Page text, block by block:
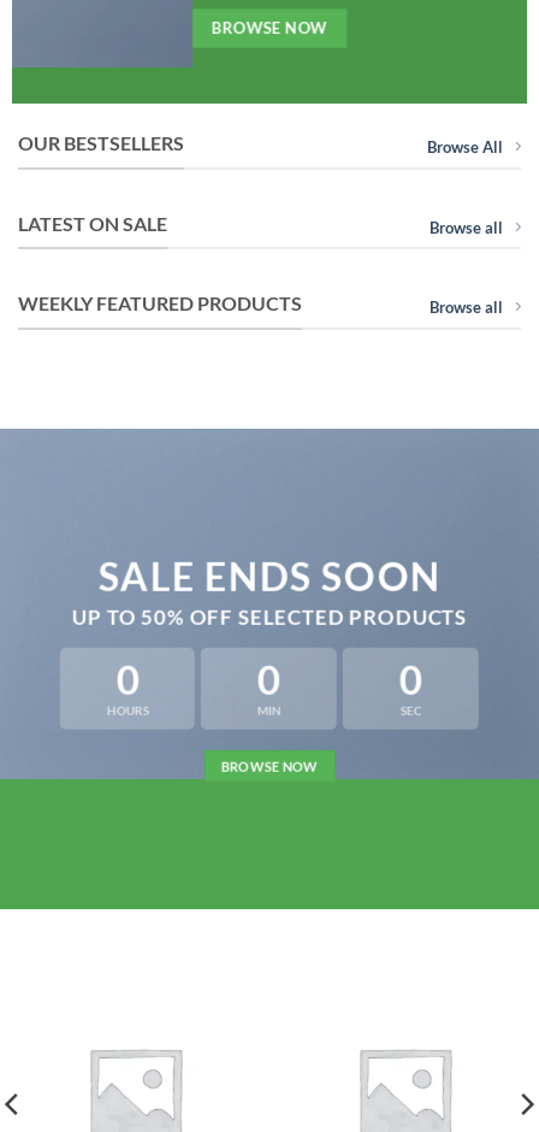
BROWSE NOW
OUR BESTSELLERS Browse All
LATEST ON SALE Browse all
WEEKLY FEATURED PRODUCTS Browse all
SALE ENDS SOON
UP TO50% OFF SELECTED PRODUCTS
0
HOURS
0
MIN
0
SEC
BROWSE NOW